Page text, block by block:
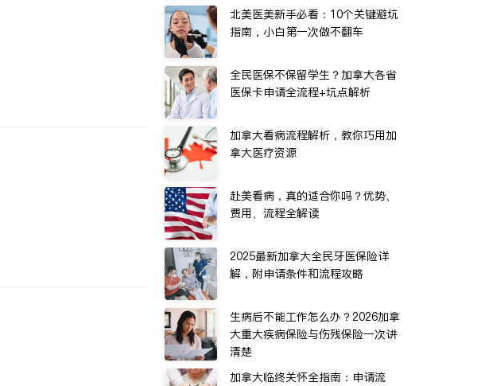
北美医美新手必看：10个关键避坑
指南，小白第一次做不翻车
全民医保不保留学生？加拿大各省
医保卡申请全流程+坑点解析
加拿大看病流程解析，教你巧用加
拿大医疗资源
赴美看病，真的适合你吗？优势、
费用、流程全解读
2025最新加拿大全民牙医保险详
解，附申请条件和流程攻略
生病后不能工作怎么办？2026加拿
大重大疾病保险与伤残保险一次讲
清楚
加拿大临终关怀全指南：申请流